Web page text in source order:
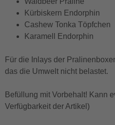
Kürbiskern Endorphin
Cashew Tonka Töpfchen
Karamell Endorphin
Für die Inlays der
das die Umwelt nicht belastet.
Befüllung mit Vorbehalt! Kann
Verfügbarkeit der Artikel)